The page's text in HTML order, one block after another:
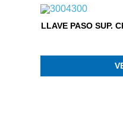
LLAVE PASO SUP.